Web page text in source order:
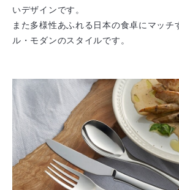
いデザインです。
また多様性あふれる日本の食卓にマッチ
ル・モダンのスタイルです。